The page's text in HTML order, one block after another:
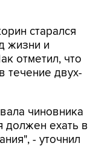
старался
жизни и
отметил, что
течение двух-
чиновника
должен ехать в
- уточнил